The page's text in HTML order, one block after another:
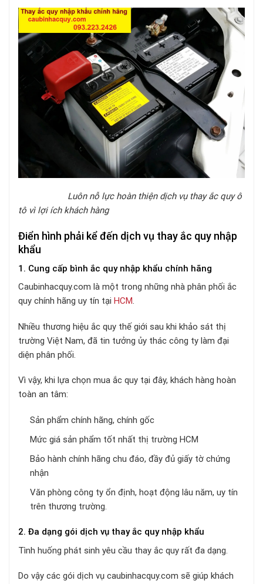
Luôn nỗ lực hoàn thiện dịch vụ thay ắc quy ô
tô vì lợi ích khách hàng
Điển hình phải kể đến dịch vụ thay ắc quy nhập
khẩu
1. Cung cấp bình ắc quy nhập khẩu chính hãng
Caubinhacquy.com là một trong những nhà phân phối ắc
quy chính hãng uy tín tại HCM.
Nhiều thương hiệu ắc quy thế giới sau khi khảo sát thị
trường Việt Nam, đã tin tưởng ủy thác công ty làm đại
diện phân phối.
Vì vậy, khi lựa chọn mua ắc quy tại đây, khách hàng hoàn
toàn an tâm:
Sản phẩm chính hãng, chính gốc
Mức giá sản phẩm tốt nhất thị trường HCM
Bảo hành chính hãng chu đáo, đầy đủ giấy tờ chứng
nhận
Văn phòng công ty ổn định, hoạt động lâu năm, uy tín
trên thương trường.
2. Đa dạng gói dịch vụ thay ắc quy nhập khẩu
Tình huống phát sinh yêu cầu thay ắc quy rất đa dạng.
Do vậy các gói dịch vụ caubinhacquy.com sẽ giúp khách